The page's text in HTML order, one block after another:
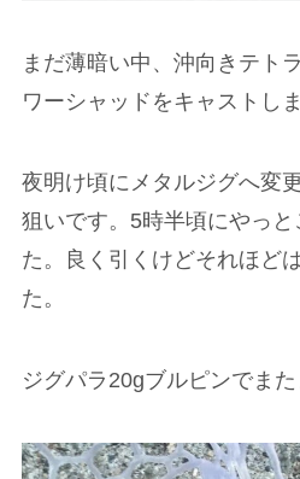
まだ薄暗い中、沖向きテト
ワーシャッドをキャストしま
夜明け頃にメタルジグへ変
狙いです。5時半頃にやっ
た。良く引くけどそれほど
た。
ジグパラ20gブルピンでまた